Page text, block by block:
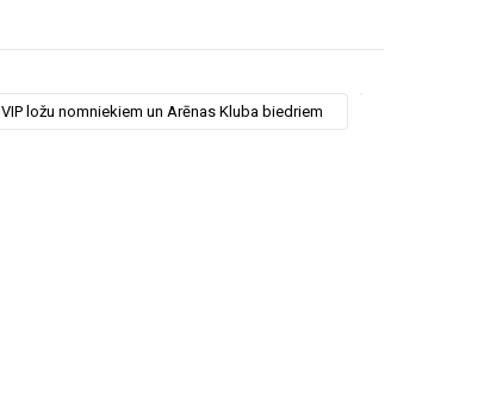
VIP ložu nomniekiem un Arēnas Kluba biedriem